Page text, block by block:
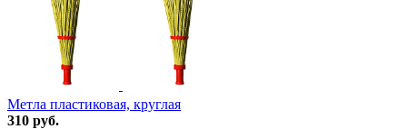
Метла пластиковая, круглая
310 руб.